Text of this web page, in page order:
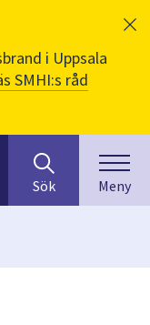
i Uppsala
SMHI:s råd
efter
innehåll
på
Sök Meny